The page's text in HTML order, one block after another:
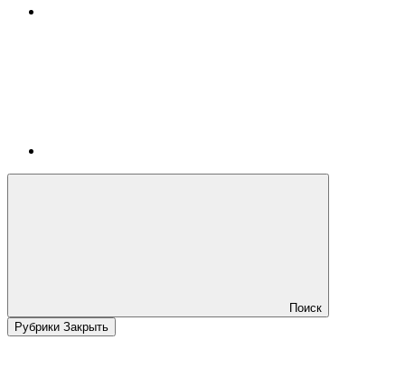
Поиск
Рубрики Закрыть